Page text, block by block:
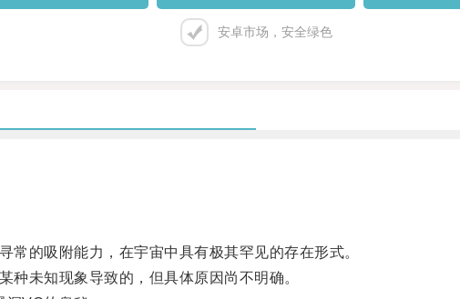
安卓市场，安全绿色
的吸附能力，在宇宙中具有极其罕见的存在形式。
未知现象导致的，但具体原因尚不明确。